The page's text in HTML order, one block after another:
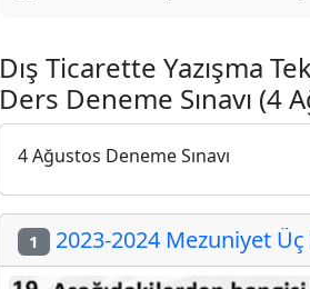
Dış Ticarette Yazışma
Ders Deneme Sınavı (4
4 Ağustos Deneme Sınavı
1 2023-2024 Mezuniyet Üç